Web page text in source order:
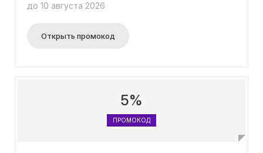
до 10 августа 2026
Открыть промокод
5%
ПРОМОКОД